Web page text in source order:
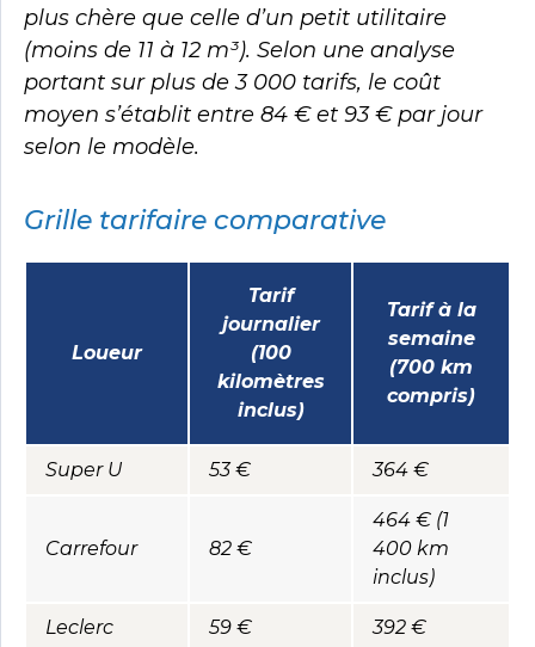
plus chère que celle d’un petit utilitaire
(moins de 11 à 12 m³). Selon une analyse
portant sur plus de 3 000 tarifs, le coût
moyen s’établit entre 84 € et 93 € par jour
selon le modèle.
Grille tarifaire comparative
Loueur
Tarif
journalier
(100
kilomètres
inclus)
Tarif à la
semaine
(700 km
compris)
Super U 53 € 364 €
Carrefour 82 €
464 € (1
400 km
inclus)
Leclerc 59 € 392 €